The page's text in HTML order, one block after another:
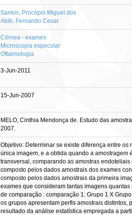
Santos, Procópio Miguel dos
Abib, Fernando Cesar
Córnea - exames
Microscopia especular
Oftalmologia
3-Jun-2011
15-Jun-2007
MELO, Cinthia Mendonça de. Estudo das
2007.
Objetivo: Determinar se existe diferença entre
única imagem, e a obtida quando a amostragem
transversal, comparando as amostras
composto pelos dados amostrais dos exames
composto pelos dados amostrais da primeira
exames que consideram tantas imagens
de comparação : comparação 1: Grupo 1 X
os grupos apresentam perfis amostrais distintos,
resultado da análise estatística empregada a